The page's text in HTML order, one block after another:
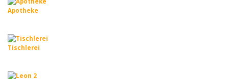
Apotheke
Tischlerei